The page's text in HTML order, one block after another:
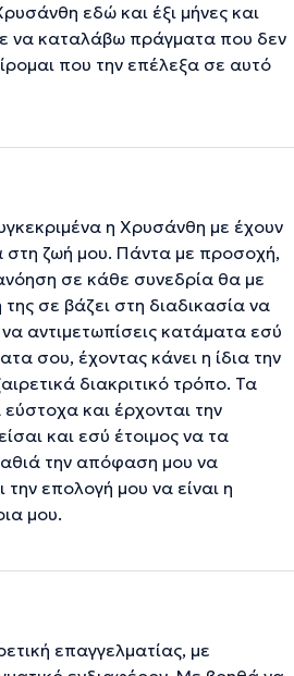
εδώ και έξι μήνες και
να καταλάβω πράγματα που δεν
που την επέλεξα σε αυτό
η Χρυσάνθη με έχουν
στη ζωή μου. Πάντα με προσοχή,
σε κάθε συνεδρία θα με
σε βάζει στη διαδικασία να
αντιμετωπίσεις κατάματα εσύ
σου, έχοντας κάνει η ίδια την
διακριτικό τρόπο. Τα
και έρχονται την
και εσύ έτοιμος να τα
την απόφαση μου να
την επολογή μου να είναι η
μου.
επαγγελματίας, με